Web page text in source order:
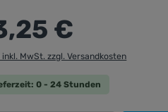
Preis: €
inkl. MwSt. zzgl. Versandkosten
0 - 24 Stunden